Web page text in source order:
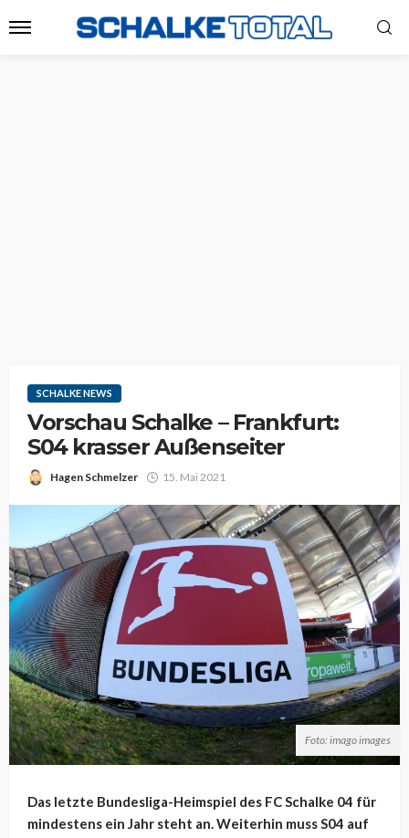
SCHALKE NEWS
Vorschau Schalke – Frankfurt:
S04 krasser Außenseiter
Hagen Schmelzer 15. Mai 2021
Foto: imago images
Das letzte Bundesliga-Heimspiel des FC Schalke 04 für
mindestens ein Jahr steht an. Weiterhin muss S04 auf